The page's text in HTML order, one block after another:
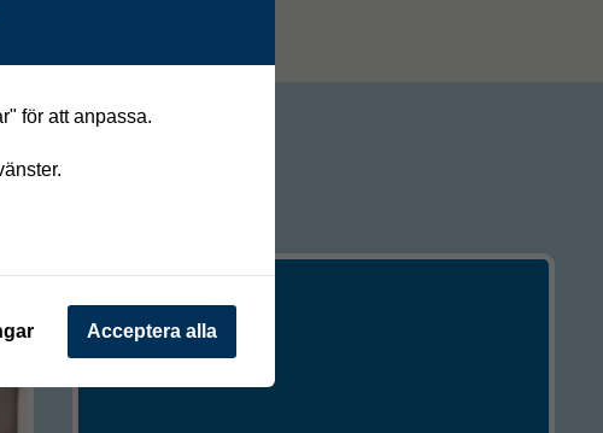
för att anpassa.
Acceptera alla